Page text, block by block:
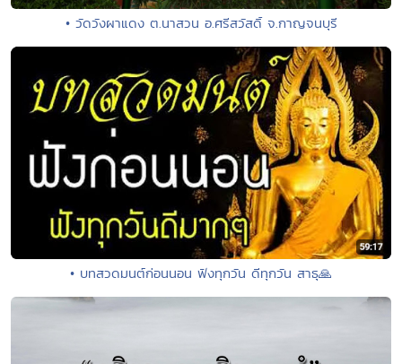
• วัดวังผาแดง ต.นาสวน อ.ศรีสวัสดิ์ จ.กาญจนบุรี
• บทสวดมนต์ก่อนนอน ฟังทุกวัน ดีทุกวัน สาธุ🙏